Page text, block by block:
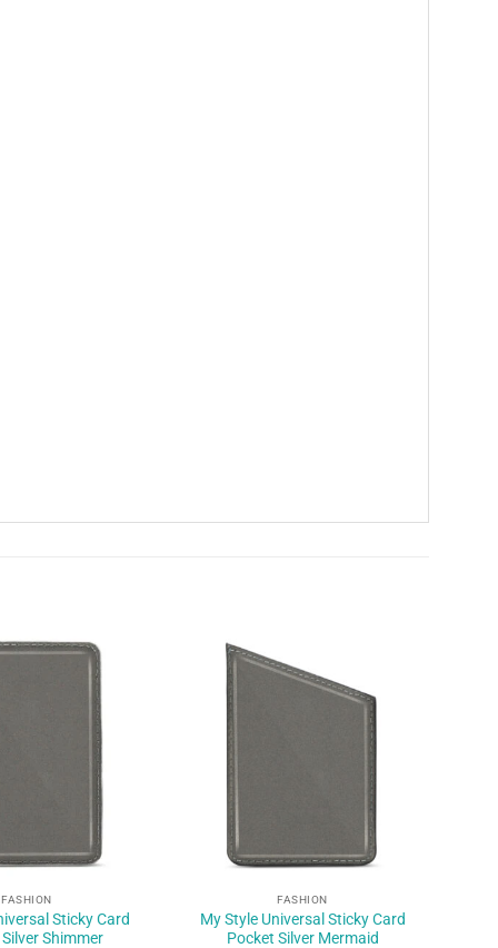
FASHION
Sticky Card
Shimmer
FASHION
My Style Universal Sticky Card
Pocket Silver Mermaid